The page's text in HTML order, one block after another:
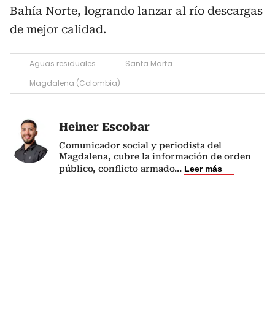
Bahía Norte, logrando lanzar al río descargas
de mejor calidad.
Aguas residuales
Santa Marta
Magdalena (Colombia)
Heiner Escobar
Comunicador social y periodista del
Magdalena, cubre la información de orden
público, conflicto armado... Leer más